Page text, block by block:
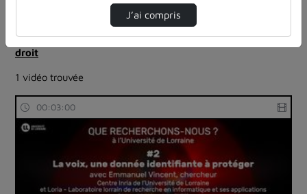
sdun-videos-en-ligne
ia-lintelligence-artificielle-approches-et-usages-a-
luniversite
droit
1 vidéo trouvée
00:03:00
J’ai compris